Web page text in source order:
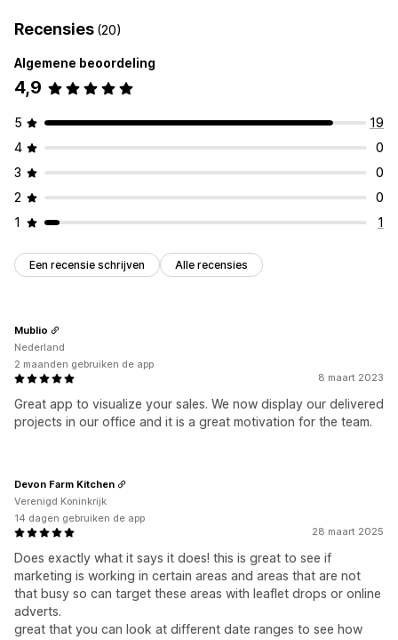
Recensies (20)
Algemene beoordeling
4,9
5
19
4
0
3
0
2
0
1
1
Een recensie schrijven Alle recensies
8 maart 2023
Great app to visualize your sales. We now display our delivered
projects in our office and it is a great motivation for the team.
Mublio
Nederland
2 maanden gebruiken de app
28 maart 2025
Does exactly what it says it does! this is great to see if
marketing is working in certain areas and areas that are not
that busy so can target these areas with leaflet drops or online
adverts.
great that you can look at different date ranges to see how
Devon Farm Kitchen
Verenigd Koninkrijk
14 dagen gebruiken de app